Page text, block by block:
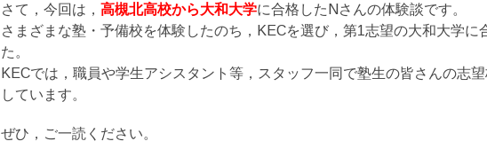
さて，今回は，高槻北高校から大和大学に合格したNさんの体験談です。
さまざまな塾・予備校を体験したのち，KECを選び，第1志望の大和大学に
た。
KECでは，職員や学生アシスタント等，スタッフ一同で塾生の皆さんの志
しています。
ぜひ，ご一読ください。